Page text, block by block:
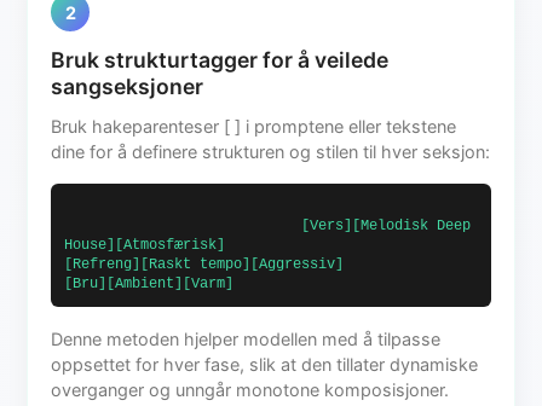
2
Bruk strukturtagger for å veilede
sangseksjoner
Bruk hakeparenteser [ ] i promptene eller tekstene
dine for å definere strukturen og stilen til hver seksjon:
House][Atmosfærisk]
[Refreng][Raskt tempo][Aggressiv]
[Bru][Ambient][Varm]
Denne metoden hjelper modellen med å tilpasse
oppsettet for hver fase, slik at den tillater dynamiske
overganger og unngår monotone komposisjoner.